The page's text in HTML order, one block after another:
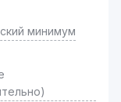
минимум